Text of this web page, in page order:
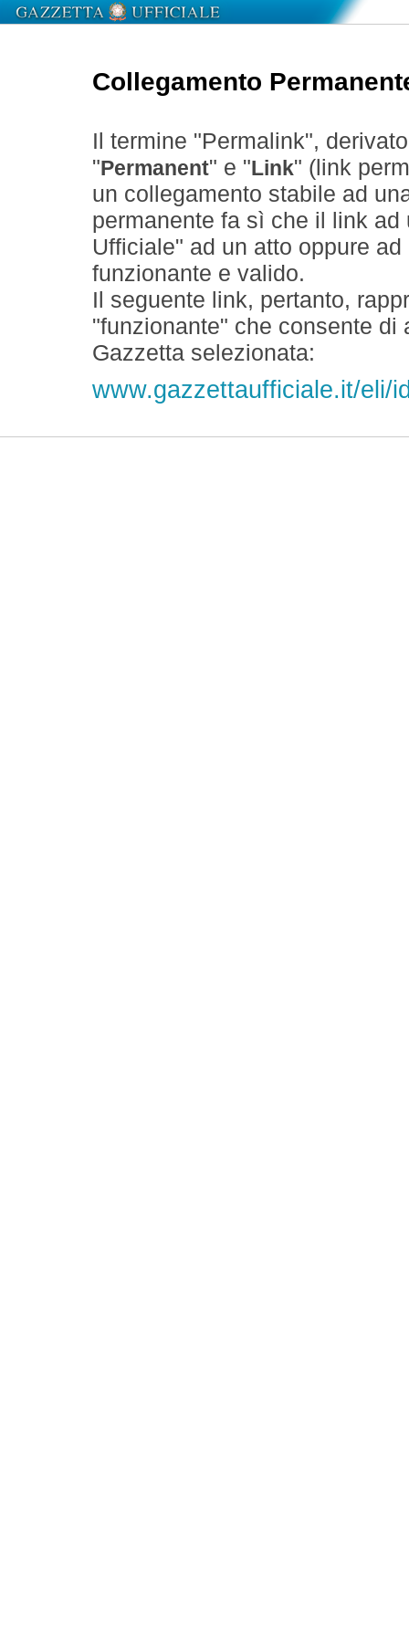
Collegamento
Il termine "Permalink",
" Permanent" e " Link" (link
un collegamento stabile ad
permanente fa sì che il link
Ufficiale" ad un atto oppure
funzionante e valido.
Il seguente link, pertanto,
"funzionante" che consente
Gazzetta selezionata:
www.gazzettaufficiale.it/eli/